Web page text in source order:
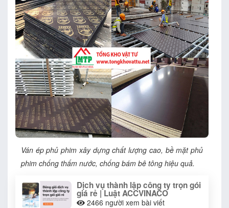
Ván ép phủ phim xây dựng chất lượng cao, bề mặt phủ
phim chống thấm nước, chống bám bê tông hiệu quả.
Dịch vụ thành lập công ty trọn gói
giá rẻ | Luật ACCVINACO
2466 người xem bài viết